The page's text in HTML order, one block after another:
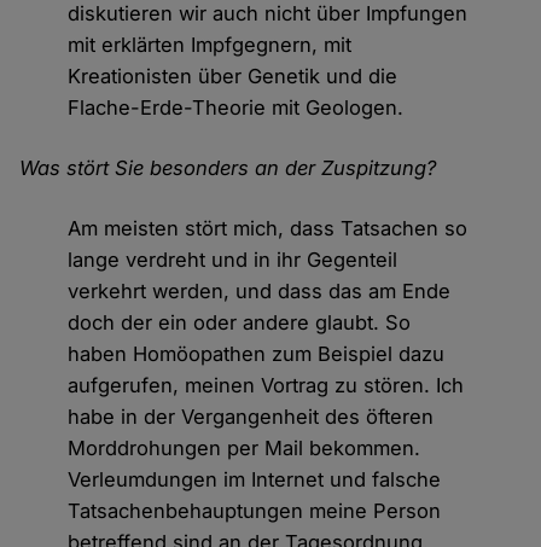
diskutieren wir auch nicht über Impfungen
mit erklärten Impfgegnern, mit
Kreationisten über Genetik und die
Flache-Erde-Theorie mit Geologen.
Was stört Sie besonders an der Zuspitzung?
Am meisten stört mich, dass Tatsachen so
lange verdreht und in ihr Gegenteil
verkehrt werden, und dass das am Ende
doch der ein oder andere glaubt. So
haben Homöopathen zum Beispiel dazu
aufgerufen, meinen Vortrag zu stören. Ich
habe in der Vergangenheit des öfteren
Morddrohungen per Mail bekommen.
Verleumdungen im Internet und falsche
Tatsachenbehauptungen meine Person